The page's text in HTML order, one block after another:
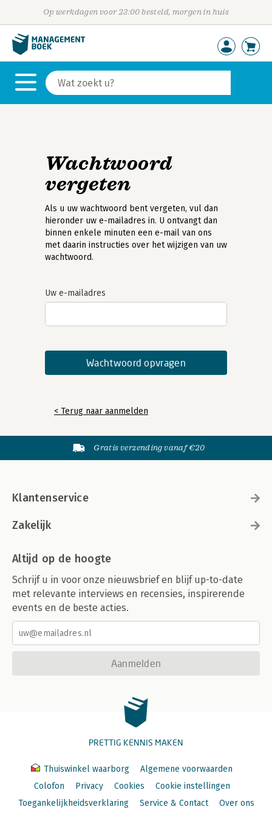
Op werkdagen voor 23:00 besteld, morgen in huis
Wachtwoord
vergeten
Als u uw wachtwoord bent vergeten, vul dan
hieronder uw e-mailadres in. U ontvangt dan
binnen enkele minuten een e-mail van ons
met daarin instructies over het wijzigen van uw
wachtwoord.
Uw e-mailadres
< Terug naar aanmelden
Gratis verzending vanaf €20
Klantenservice
Zakelijk
Altijd op de hoogte
Schrijf u in voor onze nieuwsbrief en blijf up-to-date
met relevante interviews en recensies, inspirerende
events en de beste acties.
Aanmelden
PRETTIG KENNIS MAKEN
Thuiswinkel waarborg
Algemene voorwaarden
Colofon
Privacy Cookies
Cookie instellingen
Toegankelijkheidsverklaring
Service & Contact Over ons